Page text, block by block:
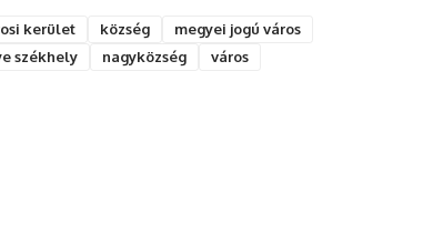
kerület község
megyei jogú város
székhely
nagyközség város